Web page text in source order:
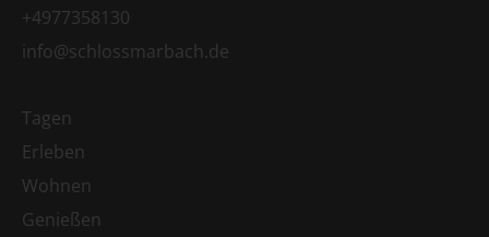
+4977358130
info@schlossmarbach.de
Tagen
Erleben
Wohnen
Genießen